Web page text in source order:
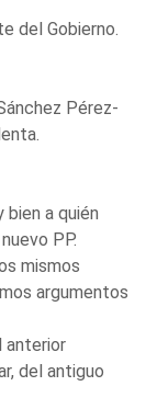
del Gobierno.
Pérez-
bien a quién
PP.
mismos
argumentos
anterior
del antiguo